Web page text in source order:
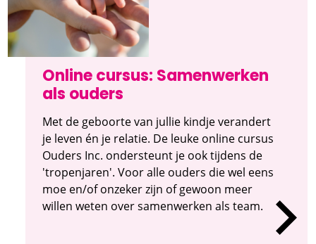
Online cursus: Samenwerken
als ouders
Met de geboorte van jullie kindje verandert
je leven én je relatie. De leuke online cursus
Ouders Inc. ondersteunt je ook tijdens de
'tropenjaren'. Voor alle ouders die wel eens
moe en/of onzeker zijn of gewoon meer
willen weten over samenwerken als team.